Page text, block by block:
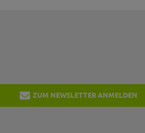
ZUM NEWSLETTER ANMELDEN